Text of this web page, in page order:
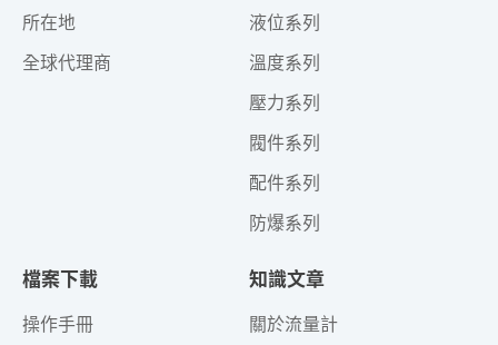
所在地
全球代理商
液位系列
溫度系列
壓力系列
閥件系列
配件系列
防爆系列
檔案下載
操作手冊
知識文章
關於流量計